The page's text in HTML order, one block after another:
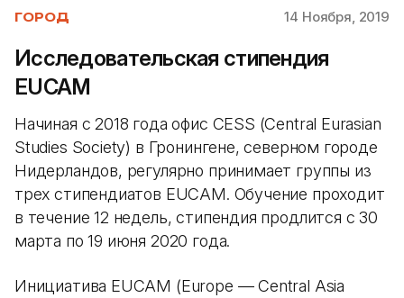
ГОРОД 14 Ноября, 2019
Исследовательская стипендия
EUCAM
Начиная с 2018 года офис CESS (Central Eurasian
Studies Society) в Гронингене, северном городе
Нидерландов, регулярно принимает группы из
трех стипендиатов EUCAM. Обучение проходит
в течение 12 недель, стипендия продлится с 30
марта по 19 июня 2020 года.
Инициатива EUCAM (Europe — Central Asia